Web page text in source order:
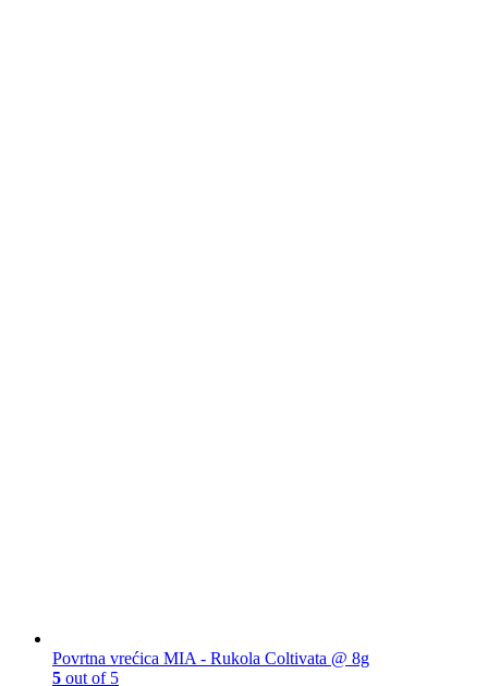
Povrtna vrećica MIA - Rukola Coltivata @ 8g
5 out of 5